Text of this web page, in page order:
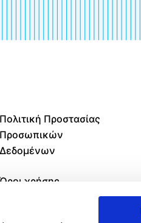
Πολιτική Προστασίας
Προσωπικών
Δεδομένων
Όροι χρήσης